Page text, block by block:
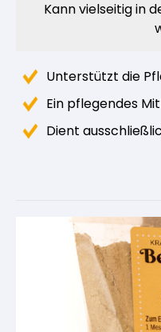
Kann vielseitig in
Unterstützt die
Ein pflegendes
Dient